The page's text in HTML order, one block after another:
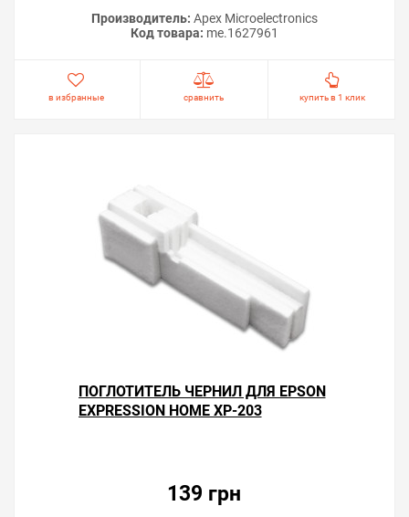
Производитель: Apex Microelectronics
Код товара: me.1627961
в избранные сравнить купить в 1 клик
ПОГЛОТИТЕЛЬ ЧЕРНИЛ ДЛЯ EPSON
EXPRESSION HOME XP-203
139 грн